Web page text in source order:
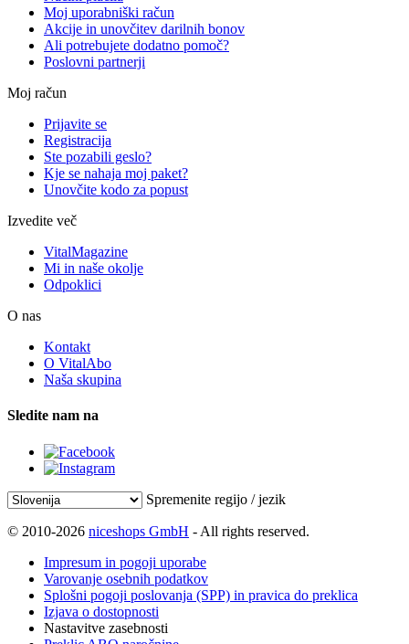
Moj uporabniški račun
Akcije in unovčitev darilnih bonov
Ali potrebujete dodatno pomoč?
Poslovni partnerji
Moj račun
Prijavite se
Registracija
Ste pozabili geslo?
Kje se nahaja moj paket?
Unovčite kodo za popust
Izvedite več
VitalMagazine
Mi in naše okolje
Odpoklici
O nas
Kontakt
O VitalAbo
Naša skupina
Sledite nam na
Spremenite regijo / jezik
© 2010-2026 niceshops GmbH - All rights reserved.
Impresum in pogoji uporabe
Varovanje osebnih podatkov
Splošni pogoji poslovanja (SPP) in pravica do preklica
Izjava o dostopnosti
Nastavitve zasebnosti